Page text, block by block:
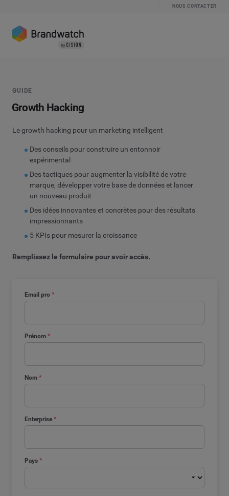
NOUS CONTACTER
Email pro *
Prénom *
Nom *
Enterprise *
Pays *
GUIDE
Growth Hacking
Le growth hacking pour un marketing intelligent
Des conseils pour construire un entonnoir
expérimental
Des tactiques pour augmenter la visibilité de votre
marque, développer votre base de données et lancer
un nouveau produit
Des idées innovantes et concrètes pour des résultats
impressionnants
5 KPIs pour mesurer la croissance
Remplissez le formulaire pour avoir accès.